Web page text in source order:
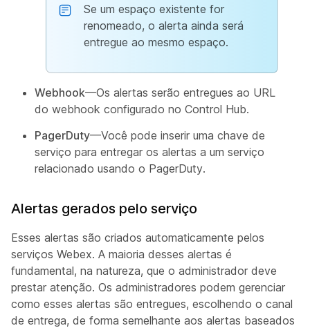
Se um espaço existente for
renomeado, o alerta ainda será
entregue ao mesmo espaço.
Webhook—Os alertas serão entregues ao URL
do webhook configurado no Control Hub.
PagerDuty—Você pode inserir uma chave de
serviço para entregar os alertas a um serviço
relacionado usando o PagerDuty.
Alertas gerados pelo serviço
Esses alertas são criados automaticamente pelos
serviços Webex. A maioria desses alertas é
fundamental, na natureza, que o administrador deve
prestar atenção. Os administradores podem gerenciar
como esses alertas são entregues, escolhendo o canal
de entrega, de forma semelhante aos alertas baseados